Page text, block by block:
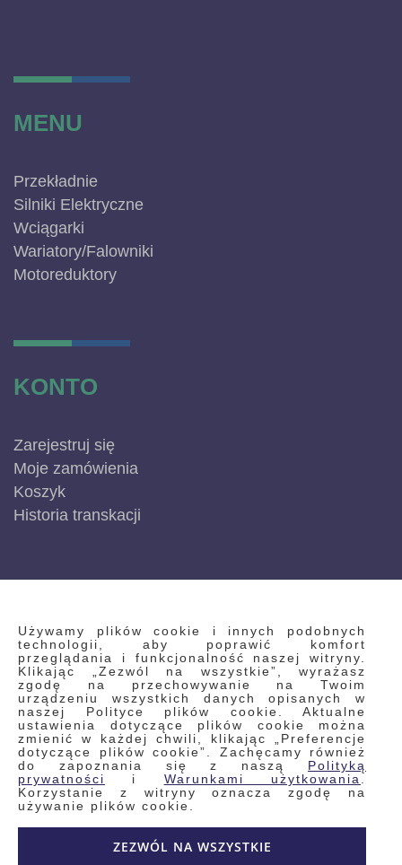
Używamy plików cookie i innych podobnych
technologii, aby poprawić komfort
przeglądania i funkcjonalność naszej witryny.
Klikając „Zezwól na wszystkie”, wyrażasz
zgodę na przechowywanie na Twoim
urządzeniu wszystkich danych opisanych w
naszej Polityce plików cookie. Aktualne
ustawienia dotyczące plików cookie można
zmienić w każdej chwili, klikając „Preferencje
dotyczące plików cookie”. Zachęcamy również
do zapoznania się z naszą Polityką
prywatności
i Warunkami użytkowania
Korzystanie z witryny oznacza zgodę na
używanie plików cookie.
ZEZWÓL NA WSZYSTKIE
MENU
Przekładnie
Silniki Elektryczne
Wciągarki
Wariatory/Falowniki
Motoreduktory
KONTO
Zarejestruj się
Moje zamówienia
Koszyk
Historia transkacji
INFORMACJE
Regulamin
Polityka prywatności i pliki cookie
Wyszukiwane frazy
Wyszukiwanie zaawansowane
Zamówienia
Skontaktuj się z nami
Odstąp od umowy